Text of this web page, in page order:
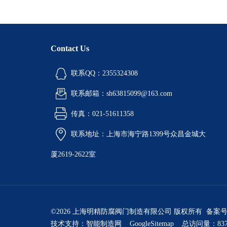
Contact Us
联系QQ：2355324308
联系邮箱：sh63815099@163.com
传真：021-51611358
联系地址：上海市海宁路1399号众昌金城大
厦2619-2622室
©2026 上海明精防腐阀门制造有限公司 版权所有 备案
技术支持： 智能制造网 GoogleSitemap 总访问量：